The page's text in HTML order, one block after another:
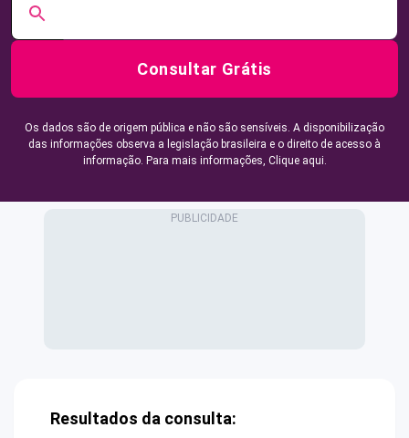
Consultar Grátis
Os dados são de origem pública e não são sensíveis. A disponibilização
das informações observa a legislação brasileira e o direito de acesso à
informação. Para mais informações, Clique aqui.
Resultados da consulta: